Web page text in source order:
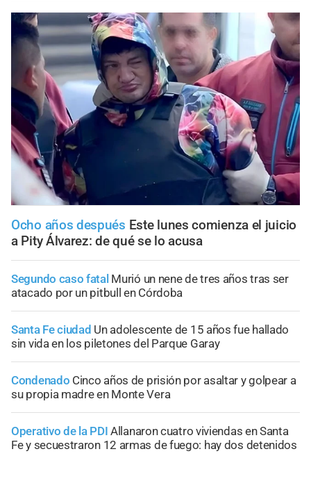
Ocho años después Este lunes comienza el juicio
a Pity Álvarez: de qué se lo acusa
Segundo caso fatal Murió un nene de tres años tras ser
atacado por un pitbull en Córdoba
Santa Fe ciudad Un adolescente de 15 años fue hallado
sin vida en los piletones del Parque Garay
Condenado Cinco años de prisión por asaltar y golpear a
su propia madre en Monte Vera
Operativo de la PDI Allanaron cuatro viviendas en Santa
Fe y secuestraron 12 armas de fuego: hay dos detenidos